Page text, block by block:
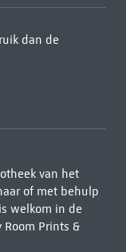
dan de
van het
of met behulp
welkom in de
Prints &